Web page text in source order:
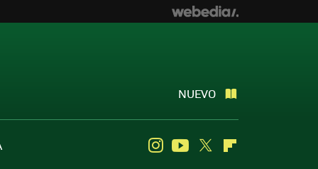
NUEVO
InstagramYoutube
Twitter